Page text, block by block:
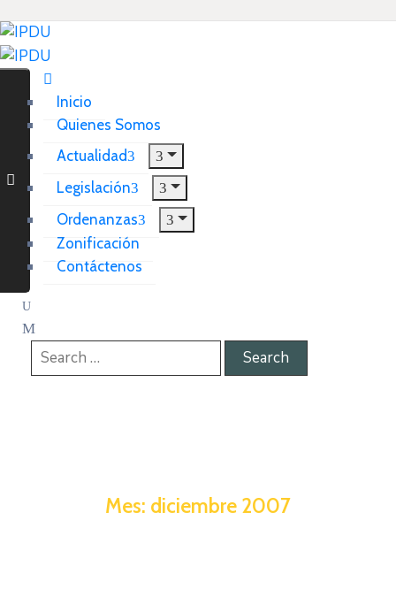
Inicio
Quienes Somos
Actualidad
Legislación
Ordenanzas
Zonificación
Contáctenos
Mes: diciembre 2007